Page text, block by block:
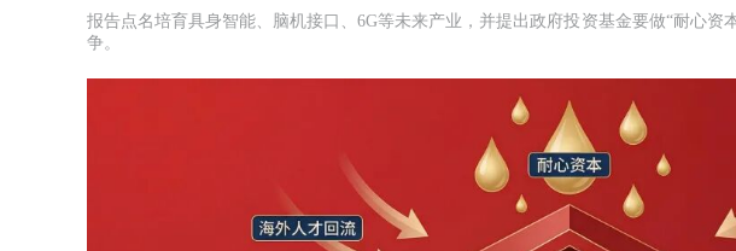
报告点名培育具身智能、脑机接口、6G等未来产业，并提出政府投资基金要做“耐心资
争。